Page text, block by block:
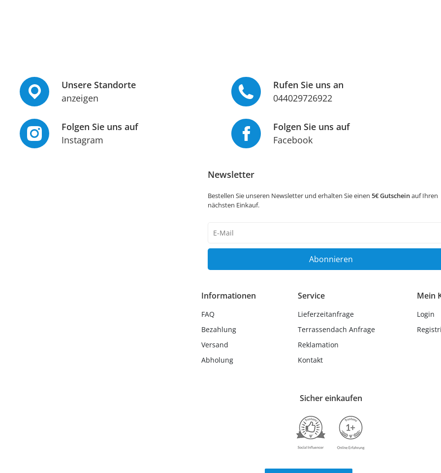
Unsere Standorte
anzeigen
Rufen Sie uns an
044029726922
Folgen Sie uns auf
Instagram
Folgen Sie uns auf
Facebook
Newsletter
Bestellen Sie unseren Newsletter und erhalten Sie einen 5€ Gutscheinauf Ihren
nächsten Einkauf.
Honig
Abonnieren
Informationen
FAQ
Bezahlung
Versand
Abholung
Service
Lieferzeitanfrage
Terrassendach Anfrage
Reklamation
Kontakt
Mein
Login
Sicher einkaufen